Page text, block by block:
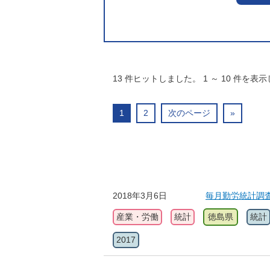
13 件ヒットしました。 1 ～ 10 件を表示
1 2 次のページ »
2018年3月6日 毎月勤労統計調
産業・労働 統計 徳島県 統計
2017